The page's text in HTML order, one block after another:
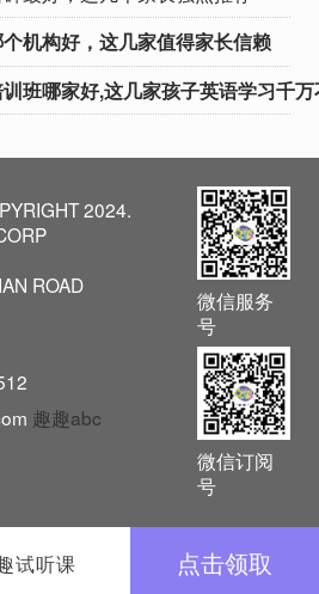
材和实景模拟，让孩子在
真实情境中感受英语。他
们强调培养孩子的英语思
维，使英语不再是简单的
课程，而是贯穿于日常生
紧密结合的教
机构好，这几家值得家长信赖
班哪家好,这几家孩子英语学习千
试听课 点击领取
2024.
ROAD
趣趣abc
微信服务
号
微信订阅
号